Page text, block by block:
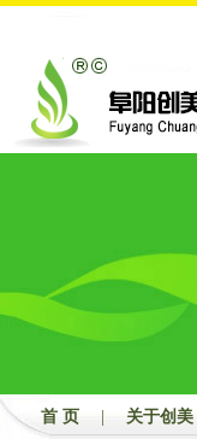
首 页 关于创美